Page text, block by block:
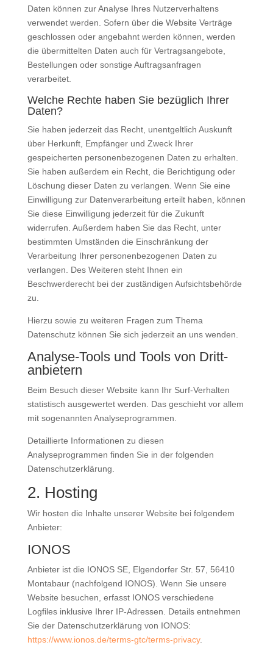
Daten können zur Analyse Ihres Nutzerverhaltens
verwendet werden. Sofern über die Website Verträge
geschlossen oder angebahnt werden können, werden
die übermittelten Daten auch für Vertragsangebote,
Bestellungen oder sonstige Auftragsanfragen
verarbeitet.
Welche Rechte haben Sie bezüglich Ihrer
Daten?
Sie haben jederzeit das Recht, unentgeltlich Auskunft
über Herkunft, Empfänger und Zweck Ihrer
gespeicherten personenbezogenen Daten zu erhalten.
Sie haben außerdem ein Recht, die Berichtigung oder
Löschung dieser Daten zu verlangen. Wenn Sie eine
Einwilligung zur Datenverarbeitung erteilt haben, können
Sie diese Einwilligung jederzeit für die Zukunft
widerrufen. Außerdem haben Sie das Recht, unter
bestimmten Umständen die Einschränkung der
Verarbeitung Ihrer personenbezogenen Daten zu
verlangen. Des Weiteren steht Ihnen ein
Beschwerderecht bei der zuständigen Aufsichtsbehörde
zu.
Hierzu sowie zu weiteren Fragen zum Thema
Datenschutz können Sie sich jederzeit an uns wenden.
Analyse-Tools und Tools von Dritt­
anbietern
Beim Besuch dieser Website kann Ihr Surf-Verhalten
statistisch ausgewertet werden. Das geschieht vor allem
mit sogenannten Analyseprogrammen.
Detaillierte Informationen zu diesen
Analyseprogrammen finden Sie in der folgenden
Datenschutzerklärung.
2. Hosting
Wir hosten die Inhalte unserer Website bei folgendem
Anbieter:
IONOS
Anbieter ist die IONOS SE, Elgendorfer Str. 57, 56410
Montabaur (nachfolgend IONOS). Wenn Sie unsere
Website besuchen, erfasst IONOS verschiedene
Logfiles inklusive Ihrer IP-Adressen. Details entnehmen
Sie der Datenschutzerklärung von IONOS:
https://www.ionos.de/terms-gtc/terms-privacy.